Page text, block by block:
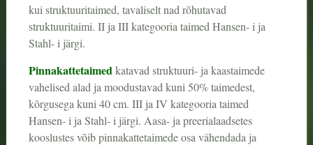
kui struktuuritaimed, tavaliselt nad rõhutavad
struktuuritaimi. II ja III kategooria taimed Hansen- i ja
Stahl- i järgi.
Pinnakattetaimed katavad struktuuri- ja kaastaimede
vahelised alad ja moodustavad kuni 50% taimedest,
kõrgusega kuni 40 cm. III ja IV kategooria taimed
Hansen- i ja Stahl- i järgi. Aasa- ja preerialaadsetes
kooslustes võib pinnakattetaimede osa vähendada ja